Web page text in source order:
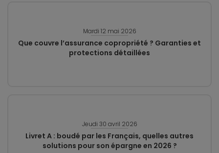
Mardi 12 mai 2026
Que couvre l’assurance copropriété ? Garanties et
protections détaillées
Jeudi 30 avril 2026
Livret A : boudé par les Français, quelles autres
solutions pour son épargne en 2026 ?